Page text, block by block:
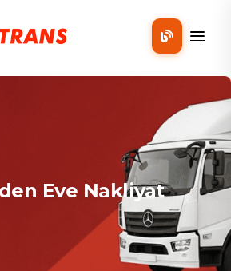
Mobil
Eve Nakliyat